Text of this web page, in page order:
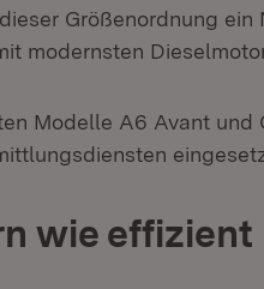
Größenordnung ein
modernsten
Modelle A6 Avant
wie effizient